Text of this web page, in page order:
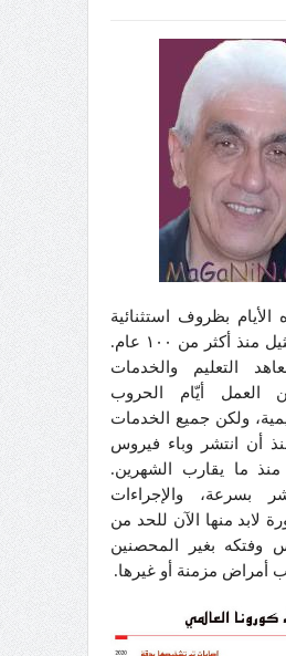
الأيام بظروف استثنائية
لم يشهد لها مثيل منذ أكثر من ١٠٠ عام.
التعليم والخدمات
العمل أيّام الحروب
ولكن جميع الخدمات
أن انتشر وباء فيروس
منذ ما يقارب الشهرين.
بسرعة، والإجراءات
لابد منها الآن للحد من
وفتكه بغير المحصنين
أمراض مزمنة أو غيرها.